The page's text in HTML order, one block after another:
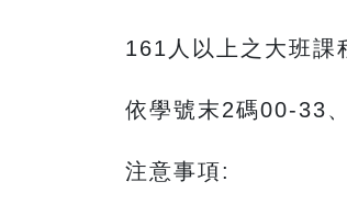
161人以上之大班課
依學號末2碼00-33
注意事項: